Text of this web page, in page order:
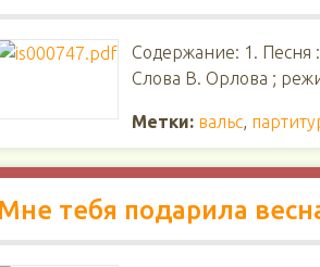
Содержание: 1. Песня :
Слова В. Орлова ;
Метки: вальс,
Мне тебя подарила